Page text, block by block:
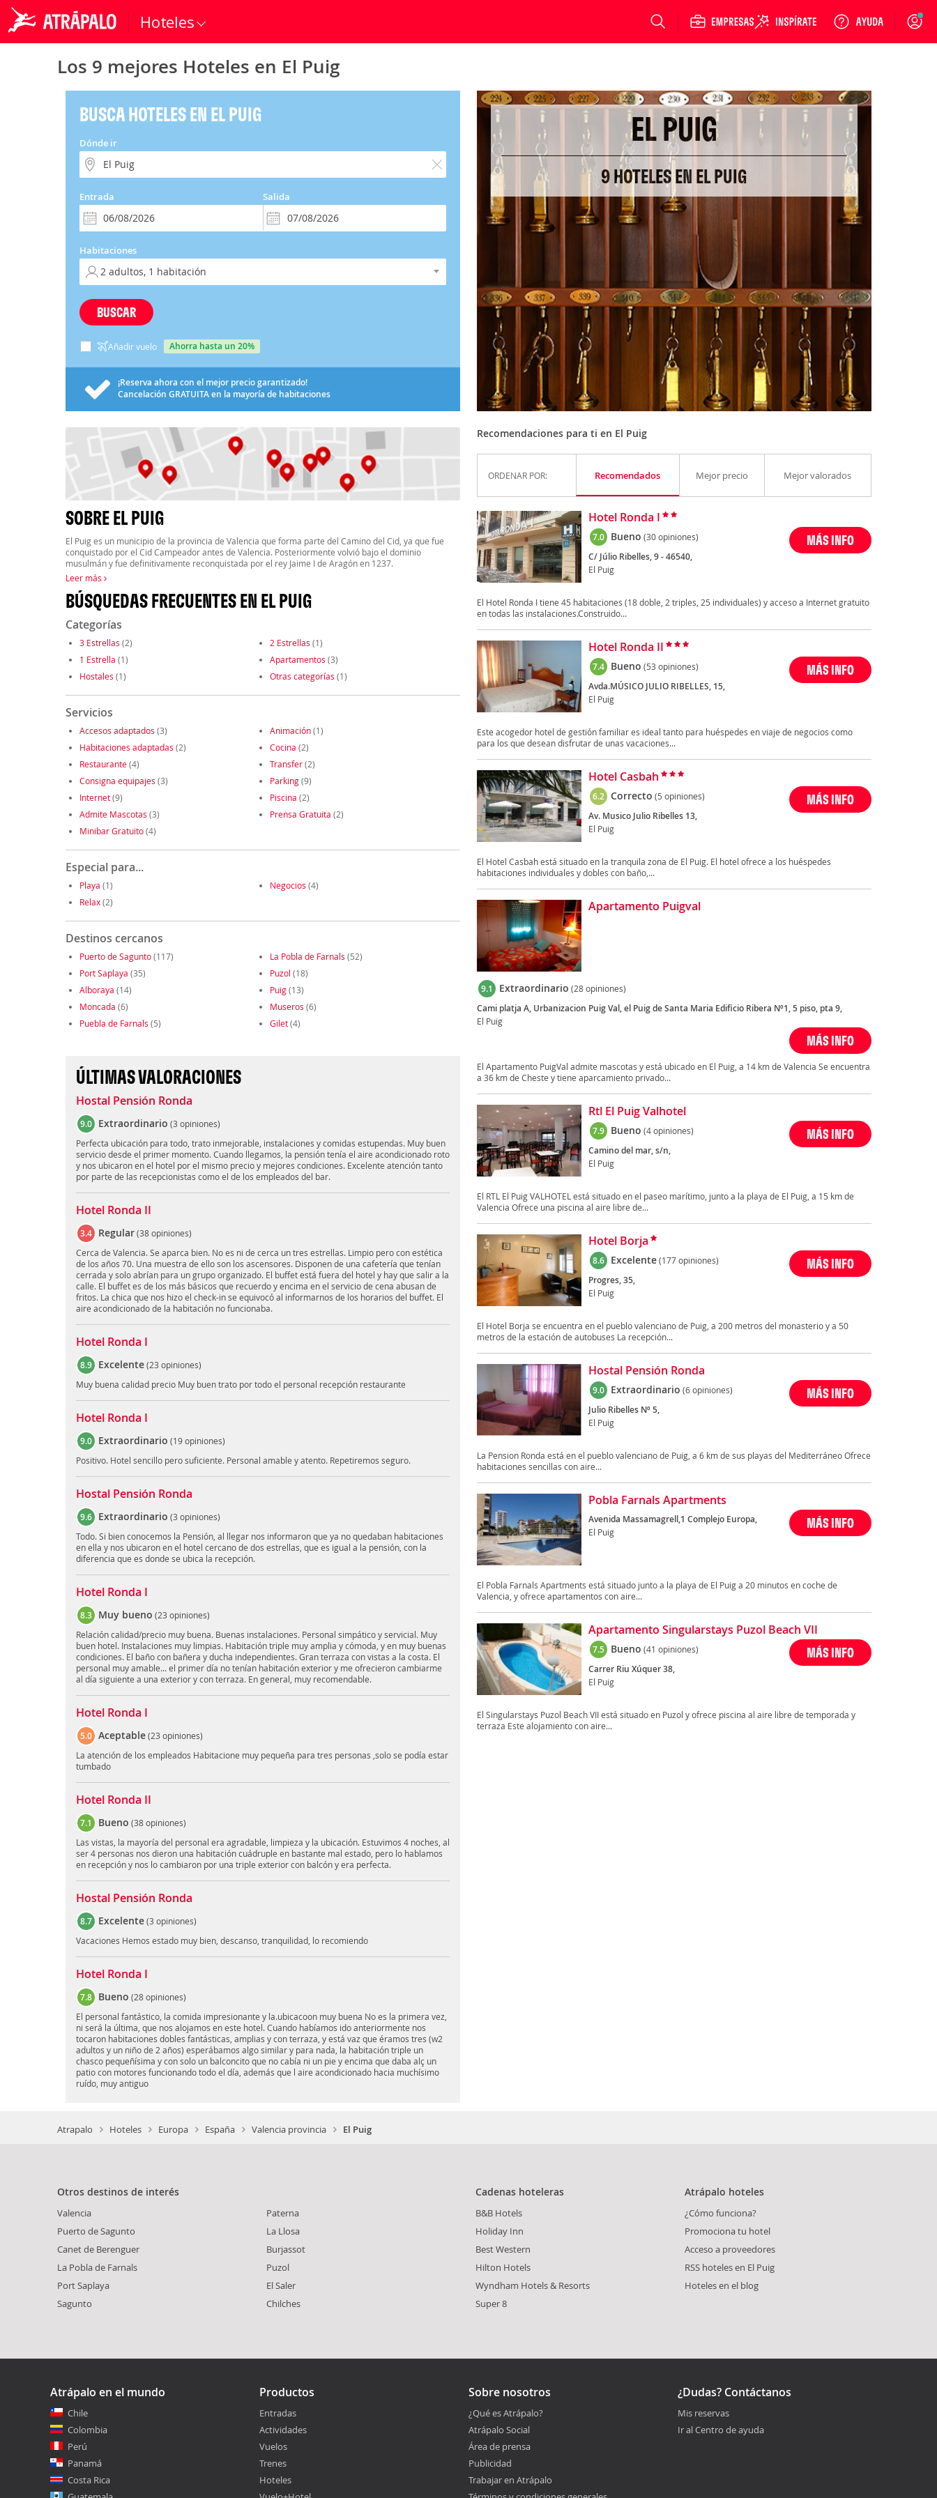
Hoteles Login
Los 9 mejores Hoteles en El Puig
BUSCA HOTELES EN EL PUIG
Dónde ir
Entrada Salida
Habitaciones
BUSCAR
Añadir vuelo ahorra hasta un 20%
¡Reserva ahora con el mejor precio garantizado!
Cancelación GRATUITAen la mayoría de habitaciones
SOBRE EL PUIG
El Puig es un municipio de la provincia de Valencia que forma parte del Camino del Cid, ya que fue
conquistado por el Cid Campeador antes de Valencia. Posteriormente volvió bajo el dominio
musulmán y fue definitivamente reconquistada por el rey Jaime I de Aragón en 1237.
Leer más
BÚSQUEDAS FRECUENTES EN EL PUIG
Categorías
3 Estrellas (2) 2 Estrellas (1)
1 Estrella (1) Apartamentos (3)
Hostales (1) Otras categorías (1)
Servicios
Accesos adaptados (3) Animación(1)
Habitaciones adaptadas (2) Cocina (2)
Restaurante(4) Transfer(2)
Consigna equipajes (3) Parking(9)
Internet(9) Piscina (2)
Admite Mascotas (3) Prensa Gratuita (2)
Minibar Gratuito(4)
Especial para...
Playa (1) Negocios (4)
Relax(2)
Destinos cercanos
Puerto de Sagunto(117) La Pobla de Farnals (52)
Port Saplaya (35) Puzol (18)
Alboraya (14) Puig(13)
Moncada (6) Museros (6)
Puebla de Farnals (5) Gilet(4)
ÚLTIMAS VALORACIONES
Hostal Pensión Ronda
9.0 Extraordinario (3 opiniones)
Perfecta ubicación para todo, trato inmejorable, instalaciones y comidas estupendas. Muy buen
servicio desde el primer momento. Cuando llegamos, la pensión tenía el aire acondicionado roto
y nos ubicaron en el hotel por el mismo precio y mejores condiciones. Excelente atención tanto
por parte de las recepcionistas como el de los empleados del bar.
Hotel Ronda II
3.4 Regular(38 opiniones)
Cerca de Valencia. Se aparca bien. No es ni de cerca un tres estrellas. Limpio pero con estética
de los años 70. Una muestra de ello son los ascensores. Disponen de una cafetería que tenían
cerrada y solo abrían para un grupo organizado. El buffet está fuera del hotel y hay que salir a la
calle. El buffet es de los más básicos que recuerdo y encima en el servicio de cena abusan de
fritos. La chica que nos hizo el check-in se equivocó al informarnos de los horarios del buffet. El
aire acondicionado de la habitación no funcionaba.
Hotel Ronda I
8.9 Excelente(23 opiniones)
Muy buena calidad precio Muy buen trato por todo el personal recepción restaurante
Hotel Ronda I
9.0 Extraordinario (19 opiniones)
Positivo. Hotel sencillo pero suficiente. Personal amable y atento. Repetiremos seguro.
Hostal Pensión Ronda
9.6 Extraordinario (3 opiniones)
Todo. Si bien conocemos la Pensión, al llegar nos informaron que ya no quedaban habitaciones
en ella y nos ubicaron en el hotel cercano de dos estrellas, que es igual a la pensión, con la
diferencia que es donde se ubica la recepción.
Hotel Ronda I
8.3 Muy bueno (23 opiniones)
Relación calidad/precio muy buena. Buenas instalaciones. Personal simpático y servicial. Muy
buen hotel. Instalaciones muy limpias. Habitación triple muy amplia y cómoda, y en muy buenas
condiciones. El baño con bañera y ducha independientes. Gran terraza con vistas a la costa. El
personal muy amable... el primer día no tenían habitación exterior y me ofrecieron cambiarme
al día siguiente a una exterior y con terraza. En general, muy recomendable.
Hotel Ronda I
5.0 Aceptable(23 opiniones)
La atención de los empleados Habitacione muy pequeña para tres personas ,solo se podía estar
tumbado
Hotel Ronda II
7.1 Bueno (38 opiniones)
Las vistas, la mayoría del personal era agradable, limpieza y la ubicación. Estuvimos 4 noches, al
ser 4 personas nos dieron una habitación cuádruple en bastante mal estado, pero lo hablamos
en recepción y nos lo cambiaron por una triple exterior con balcón y era perfecta.
Hostal Pensión Ronda
8.7 Excelente(3 opiniones)
Vacaciones Hemos estado muy bien, descanso, tranquilidad, lo recomiendo
Hotel Ronda I
7.8 Bueno (28 opiniones)
El personal fantástico, la comida impresionante y la.ubicacoon muy buena No es la primera vez,
ni será la última, que nos alojamos en este hotel. Cuando habíamos ido anteriormente nos
tocaron habitaciones dobles fantásticas, amplias y con terraza, y está vaz que éramos tres (w2
adultos y un niño de 2 años) esperábamos algo similar y para nada, la habitación triple un
chasco pequeñísima y con solo un balconcito que no cabía ni un pie y encima que daba alç un
patio con motores funcionando todo el día, además que l aire acondicionado hacia muchísimo
ruído, muy antiguo
EL PUIG
9 HOTELES EN EL PUIG
Recomendaciones para ti en El Puig
ORDENAR POR: Recomendados Mejor precio Mejor valorados
Hotel Ronda I
7.0 Bueno (30 opiniones)
C/ Júlio Ribelles, 9 - 46540,
El Puig
MÁS INFO
El Hotel Ronda I tiene 45 habitaciones (18 doble, 2 triples, 25 individuales) y acceso a Internet gratuito
en todas las instalaciones.Construido...
Hotel Ronda II
7.4 Bueno (53 opiniones)
Avda.MÚSICO JULIO RIBELLES, 15,
El Puig
MÁS INFO
Este acogedor hotel de gestión familiar es ideal tanto para huéspedes en viaje de negocios como
para los que desean disfrutar de unas vacaciones...
Hotel Casbah
6.2 Correcto (5 opiniones)
Av. Musico Julio Ribelles 13,
El Puig
MÁS INFO
El Hotel Casbah está situado en la tranquila zona de El Puig. El hotel ofrece a los huéspedes
habitaciones individuales y dobles con baño,...
Apartamento Puigval
9.1 Extraordinario (28 opiniones)
Cami platja A, Urbanizacion Puig Val, el Puig de Santa Maria Edificio Ribera Nº1, 5 piso, pta 9,
El Puig
MÁS INFO
El Apartamento PuigVal admite mascotas y está ubicado en El Puig, a 14 km de Valencia Se encuentra
a 36 km de Cheste y tiene aparcamiento privado...
Rtl El Puig Valhotel
7.9 Bueno (4 opiniones)
Camino del mar, s/n,
El Puig
MÁS INFO
El RTL El Puig VALHOTEL está situado en el paseo marítimo, junto a la playa de El Puig, a 15 km de
Valencia Ofrece una piscina al aire libre de...
Hotel Borja
8.6 Excelente(177 opiniones)
Progres, 35,
El Puig
MÁS INFO
El Hotel Borja se encuentra en el pueblo valenciano de Puig, a 200 metros del monasterio y a 50
metros de la estación de autobuses La recepción...
Hostal Pensión Ronda
9.0 Extraordinario (6 opiniones)
Julio Ribelles Nº 5,
El Puig
MÁS INFO
La Pension Ronda está en el pueblo valenciano de Puig, a 6 km de sus playas del Mediterráneo Ofrece
habitaciones sencillas con aire...
Pobla Farnals Apartments
Avenida Massamagrell,1 Complejo Europa,
El Puig
MÁS INFO
El Pobla Farnals Apartments está situado junto a la playa de El Puig a 20 minutos en coche de
Valencia, y ofrece apartamentos con aire...
Apartamento Singularstays Puzol Beach VII
7.5 Bueno (41 opiniones)
Carrer Riu Xúquer 38,
El Puig
MÁS INFO
El Singularstays Puzol Beach VII está situado en Puzol y ofrece piscina al aire libre de temporada y
terraza Este alojamiento con aire...
Atrapalo Hoteles Europa España Valencia provincia El Puig
Otros destinos de interés
Valencia
Puerto de Sagunto
Canet de Berenguer
La Pobla de Farnals
Port Saplaya
Sagunto
Paterna
La Llosa
Burjassot
Puzol
El Saler
Chilches
Cadenas hoteleras
B&B Hotels
Holiday Inn
Best Western
Hilton Hotels
Wyndham Hotels & Resorts
Super 8
Atrápalo hoteles
¿Cómo funciona?
Promociona tu hotel
Acceso a proveedores
RSS hoteles en El Puig
Hoteles en el blog
Atrápalo en el mundo
Chile
Colombia
Perú
Panamá
Costa Rica
Productos
Entradas
Actividades
Vuelos
Trenes
Hoteles
Sobre nosotros
¿Qué es Atrápalo?
Atrápalo Social
Área de prensa
Publicidad
Trabajar en Atrápalo
¿Dudas? Contáctanos
Mis reservas
Ir al Centro de ayuda